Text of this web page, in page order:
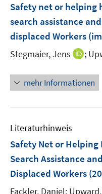
Safety net or helping
search assistance
displaced Workers
Stegmaier, Jens
I
n
e
F
e
n
s
t
;
mehr Informationen
Literaturhinweis
Safety Net or Helping
Search Assistance
Displaced Workers
Fackler, Daniel;